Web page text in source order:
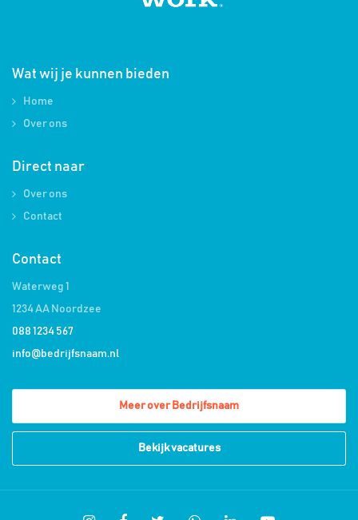
Wat wij je kunnen bieden
Home
Over ons
Direct naar
Over ons
Contact
Contact
Waterweg 1
1234 AA Noordzee
088 1234 567
info@bedrijfsnaam.nl
Meer over Bedrijfsnaam
Bekijk vacatures